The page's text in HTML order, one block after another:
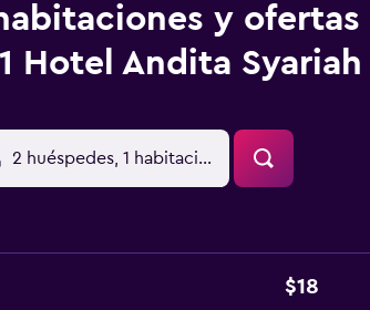
y ofertas
Hotel Andita Syariah
2 huéspedes, 1 habitación
$18